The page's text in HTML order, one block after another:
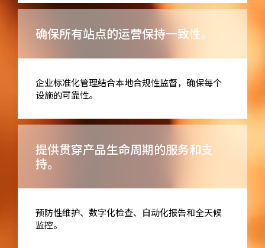
确保所有站点的运营保持一致性。
企业标准化管理结合本地合规性监督，确保每个
设施的可靠性。
提供贯穿产品生命周期的服务和支
持。
预防性维护、数字化检查、自动化报告和全天候
监控。